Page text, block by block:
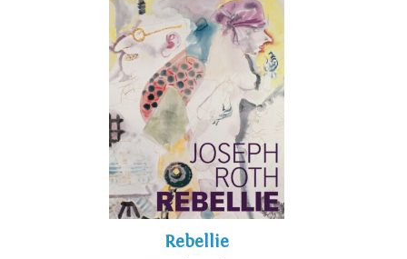
Rebellie